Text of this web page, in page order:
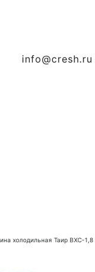
info@cresh.ru
холодильная Таир ВХС-1,8